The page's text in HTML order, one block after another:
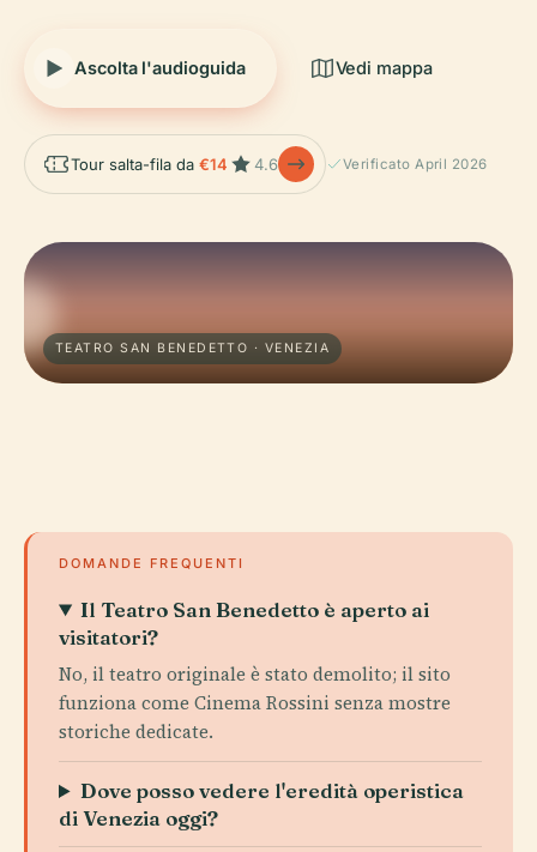
Ascolta l'audioguida Vedi mappa
Tour salta-fila da €14 4.6 Verificato April 2026
TEATRO SAN BENEDETTO · VENEZIA
DOMANDE FREQUENTI
Il Teatro San Benedetto è aperto ai
visitatori?
No, il teatro originale è stato demolito; il sito
funziona come Cinema Rossini senza mostre
storiche dedicate.
Dove posso vedere l'eredità operistica
di Venezia oggi?